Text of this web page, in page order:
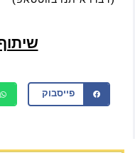
פייסבוק